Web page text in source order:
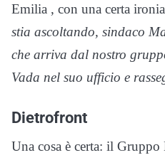
Emilia , con una certa
stia ascoltando, sindaco
che arriva dal nostro
Vada nel suo ufficio e
Dietrofront
Una cosa è certa: il